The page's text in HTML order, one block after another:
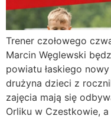
Trener czołowego
Marcin Węglewski
powiatu łaskiego
drużyna dzieci z
zajęcia mają się
Orliku w Czestkowie,